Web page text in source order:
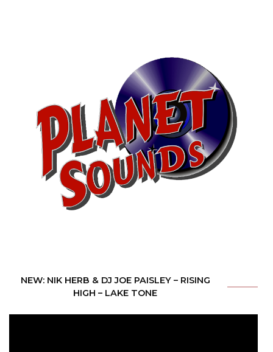
NEW: NIK HERB & DJ JOE PAISLEY – RISING
HIGH – LAKE TONE